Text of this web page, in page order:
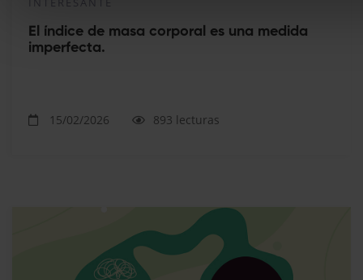
El índice de masa corporal es una medida
imperfecta.
15/02/2026 893 lecturas